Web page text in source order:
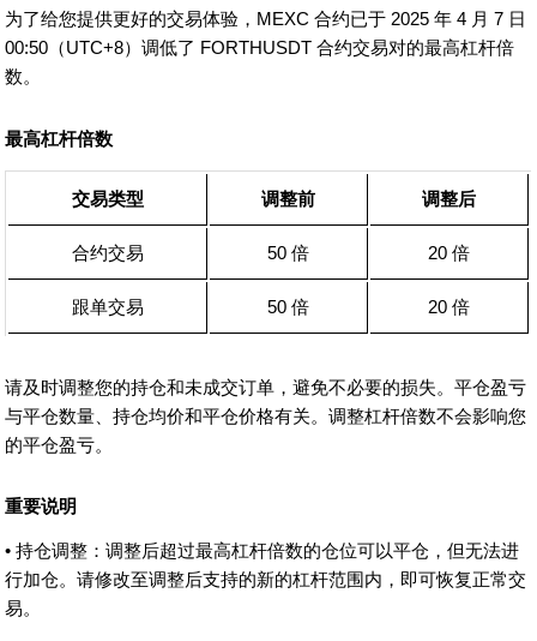
为了给您提供更好的交易体验，MEXC 合约已于 2025 年 4 月 7 日
00:50（UTC+8）调低了 FORTHUSDT 合约交易对的最高杠杆倍
数。
最高杠杆倍数
交易类型 调整前 调整后
合约交易 50 倍 20 倍
跟单交易 50 倍 20 倍
请及时调整您的持仓和未成交订单，避免不必要的损失。平仓盈亏
与平仓数量、持仓均价和平仓价格有关。调整杠杆倍数不会影响您
的平仓盈亏。
重要说明
• 持仓调整：调整后超过最高杠杆倍数的仓位可以平仓，但无法进
行加仓。请修改至调整后支持的新的杠杆范围内，即可恢复正常交
易。